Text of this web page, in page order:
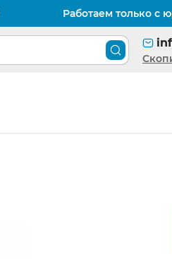
Работаем только с
Поиск